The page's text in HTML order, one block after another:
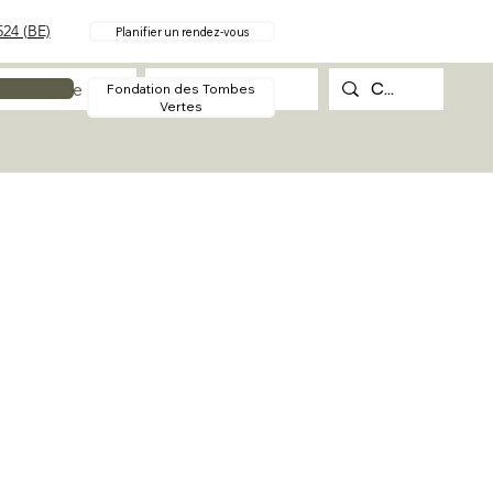
(BE) Planifier un rendez-vous
Contact
Fondation des Tombes
Vertes